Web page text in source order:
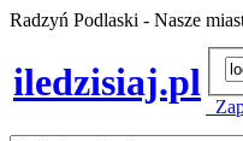
Radzyń Podlaski - Nasze
iledzisiaj.pl